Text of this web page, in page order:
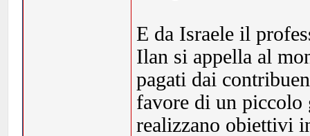
E da Israele il
Ilan si appella al
pagati dai
favore di un piccolo
realizzano obiettivi